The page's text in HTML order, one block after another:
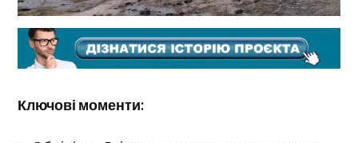
Ключові моменти: